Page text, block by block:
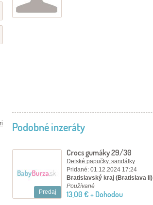
Podobné inzeráty
Predaj
Crocs gumáky 29/30
Detské papučky, sandálky
Pridané: 01.12.2024 17:24
Bratislavský kraj (Bratislava II)
Používané
13,00 € + Dohodou